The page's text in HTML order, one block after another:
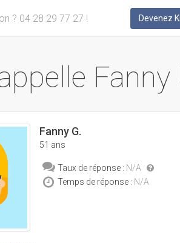
? 04 28 29 77 27 ! Devenez
Fanny
Fanny G.
51 ans
Taux de réponse : N/A
Temps de réponse : N/A